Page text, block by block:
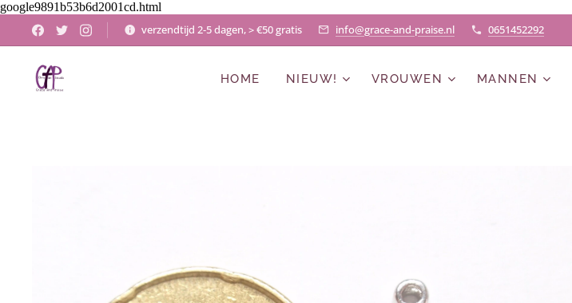
google9891b53b6d2001cd.html
verzendtijd 2-5 dagen, > €50 gratis info@grace-and-praise.nl 0651452292
HOME NIEUW! VROUWEN MANNEN